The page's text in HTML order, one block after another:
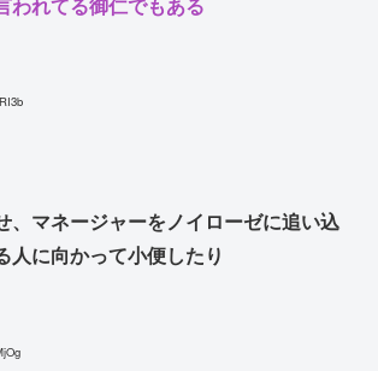
、マネージャーをノイローゼに追い込
人に向かって小便したり